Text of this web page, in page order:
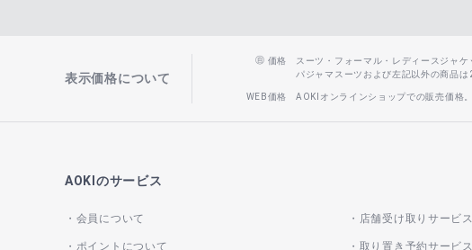
表示価格について
価格
スーツ・フォーマル・レディースジ
パジャマスーツおよび左記以外の商品
WEB価格 AOKIオンラインショップでの販売価格
AOKIのサービス
会員について
ポイントについて
店舗受け取りサービス
取り置き予約サービス